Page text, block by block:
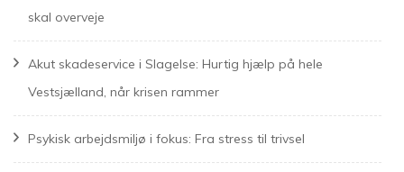
skal overveje
Akut skadeservice i Slagelse: Hurtig hjælp på hele
Vestsjælland, når krisen rammer
Psykisk arbejdsmiljø i fokus: Fra stress til trivsel